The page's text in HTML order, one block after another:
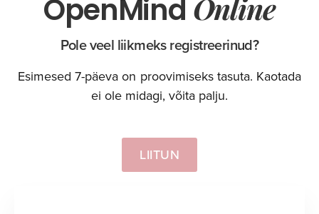
OpenMind Online
Pole veel liikmeks registreerinud?
Esimesed 7-päeva on proovimiseks tasuta. Kaotada
ei ole midagi, võita palju.
LIITUN